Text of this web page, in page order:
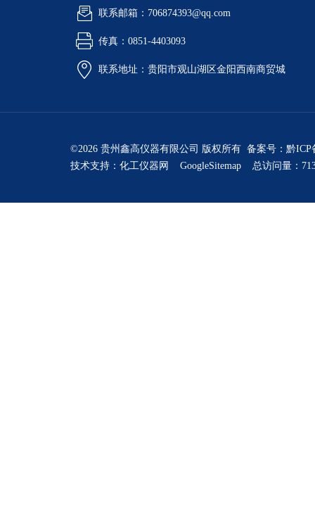
联系邮箱：706874393@qq.com
传真：0851-4403093
联系地址：贵阳市观山湖区金阳西南商贸城
©2026 贵州鑫高仪器有限公司 版权所有 备案号： 黔ICP
技术支持： 化工仪器网 GoogleSitemap 总访问量：